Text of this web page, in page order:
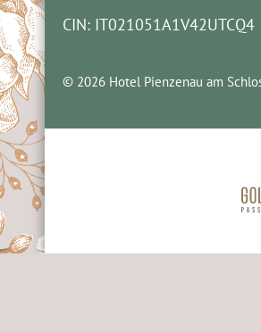
CIN: IT021051A1V42UTCQ4
© 2026 Hotel Pienzenau am